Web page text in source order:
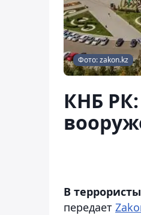
Фото: zakon.kz
КНБ
В
передает